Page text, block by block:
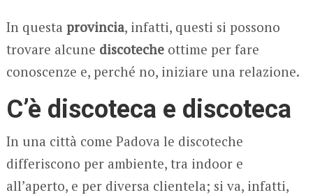
In questa provincia, infatti, questi si possono
trovare alcune discoteche ottime per fare
conoscenze e, perché no, iniziare una relazione.
C’è discoteca e discoteca
In una città come Padova le discoteche
differiscono per ambiente, tra indoor e
all’aperto, e per diversa clientela; si va, infatti,